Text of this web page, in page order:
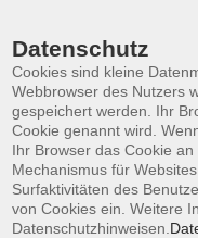
Datenschutz
Cookies sind kleine
Webbrowser des Nutzers
gespeichert werden. Ihr
Cookie genannt wird.
Ihr Browser das Cookie
Mechanismus für
Surfaktivitäten des
von Cookies ein. Weitere
Datenschutzhinweisen.